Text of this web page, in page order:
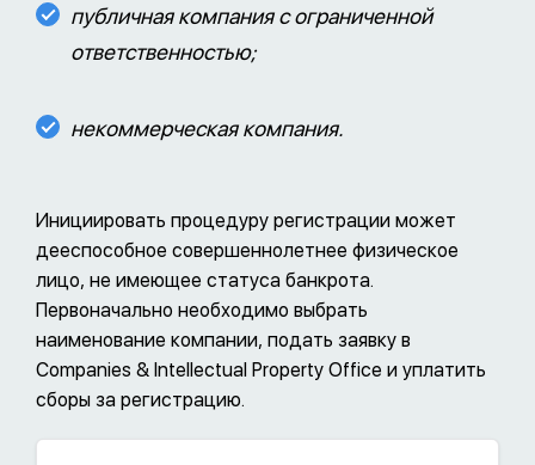
публичная компания с ограниченной
ответственностью;
некоммерческая компания.
Инициировать процедуру регистрации может
дееспособное совершеннолетнее физическое
лицо, не имеющее статуса банкрота.
Первоначально необходимо выбрать
наименование компании, подать заявку в
Companies & Intellectual Property Office и уплатить
сборы за регистрацию.